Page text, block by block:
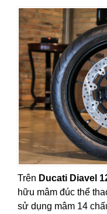
Trên Ducati Diavel
hữu mâm đúc thể
sử dụng mâm 14